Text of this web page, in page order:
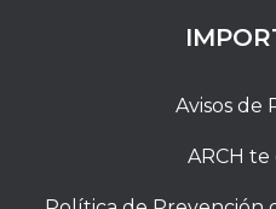
Avisos de
ARCH